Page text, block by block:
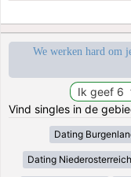
We werken hard om
Vind singles in de
Dating
Dating Niederosterreich